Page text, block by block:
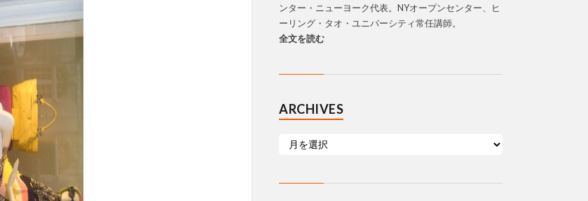
ンター・ニューヨーク代表。NYオープンセンター、ヒ
ーリング・タオ・ユニバーシティ常任講師。
全文を読む
ARCHIVES